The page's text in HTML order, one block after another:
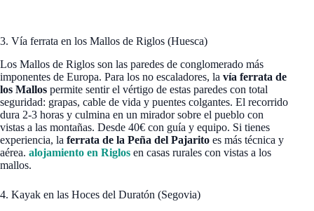
3. Vía ferrata en los Mallos de Riglos (Huesca)
Los Mallos de Riglos son las paredes de conglomerado más
imponentes de Europa. Para los no escaladores, la vía ferrata de
los Mallos permite sentir el vértigo de estas paredes con total
seguridad: grapas, cable de vida y puentes colgantes. El recorrido
dura 2-3 horas y culmina en un mirador sobre el pueblo con
vistas a las montañas. Desde 40€ con guía y equipo. Si tienes
experiencia, la ferrata de la Peña del Pajarito es más técnica y
aérea. alojamiento en Riglos en casas rurales con vistas a los
mallos.
4. Kayak en las Hoces del Duratón (Segovia)